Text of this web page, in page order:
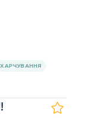
ХАРЧУВАННЯ